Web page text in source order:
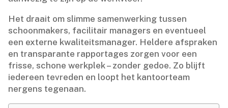
Het draait om slimme samenwerking tussen
schoonmakers, facilitair managers en eventueel
een externe kwaliteitsmanager.​ Heldere afspraken
en transparante rapportages zorgen voor een
frisse, schone werkplek – zonder gedoe.​ Zo blijft
iedereen tevreden en loopt het kantoorteam
nergens tegenaan.​